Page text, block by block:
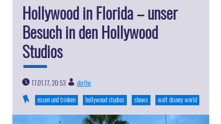
Hollywood in Florida – unser
Besuch in den Hollywood
Studios
17.01.17, 20:53
dörthe
essen und trinken
hollywood studios shows walt disney world